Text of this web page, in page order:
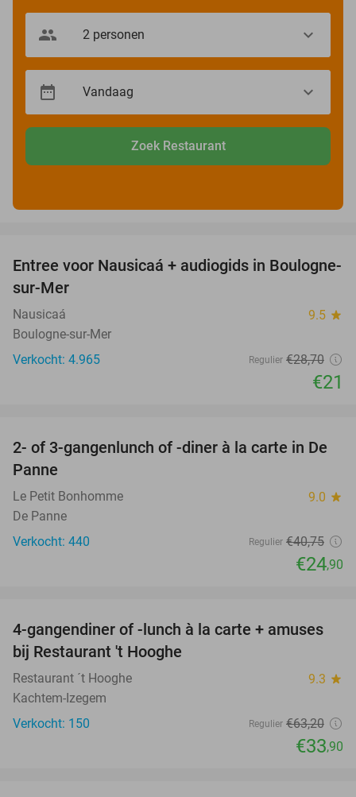
Zoek Restaurant
27%
Entree voor Nausicaá + audiogids in Boulogne-
sur-Mer
Nausicaá 9.5 star
Boulogne-sur-Mer
Verkocht: 4.965
Regulier €28,70
€21
39%
2- of 3-gangenlunch of -diner à la carte in De
Panne
Le Petit Bonhomme 9.0 star
De Panne
Verkocht: 440
Regulier €40,75
€24,90
46%
4-gangendiner of -lunch à la carte + amuses
bij Restaurant 't Hooghe
Restaurant ´t Hooghe 9.3 star
Kachtem-Izegem
Verkocht: 150
Regulier €63,20
€33,90